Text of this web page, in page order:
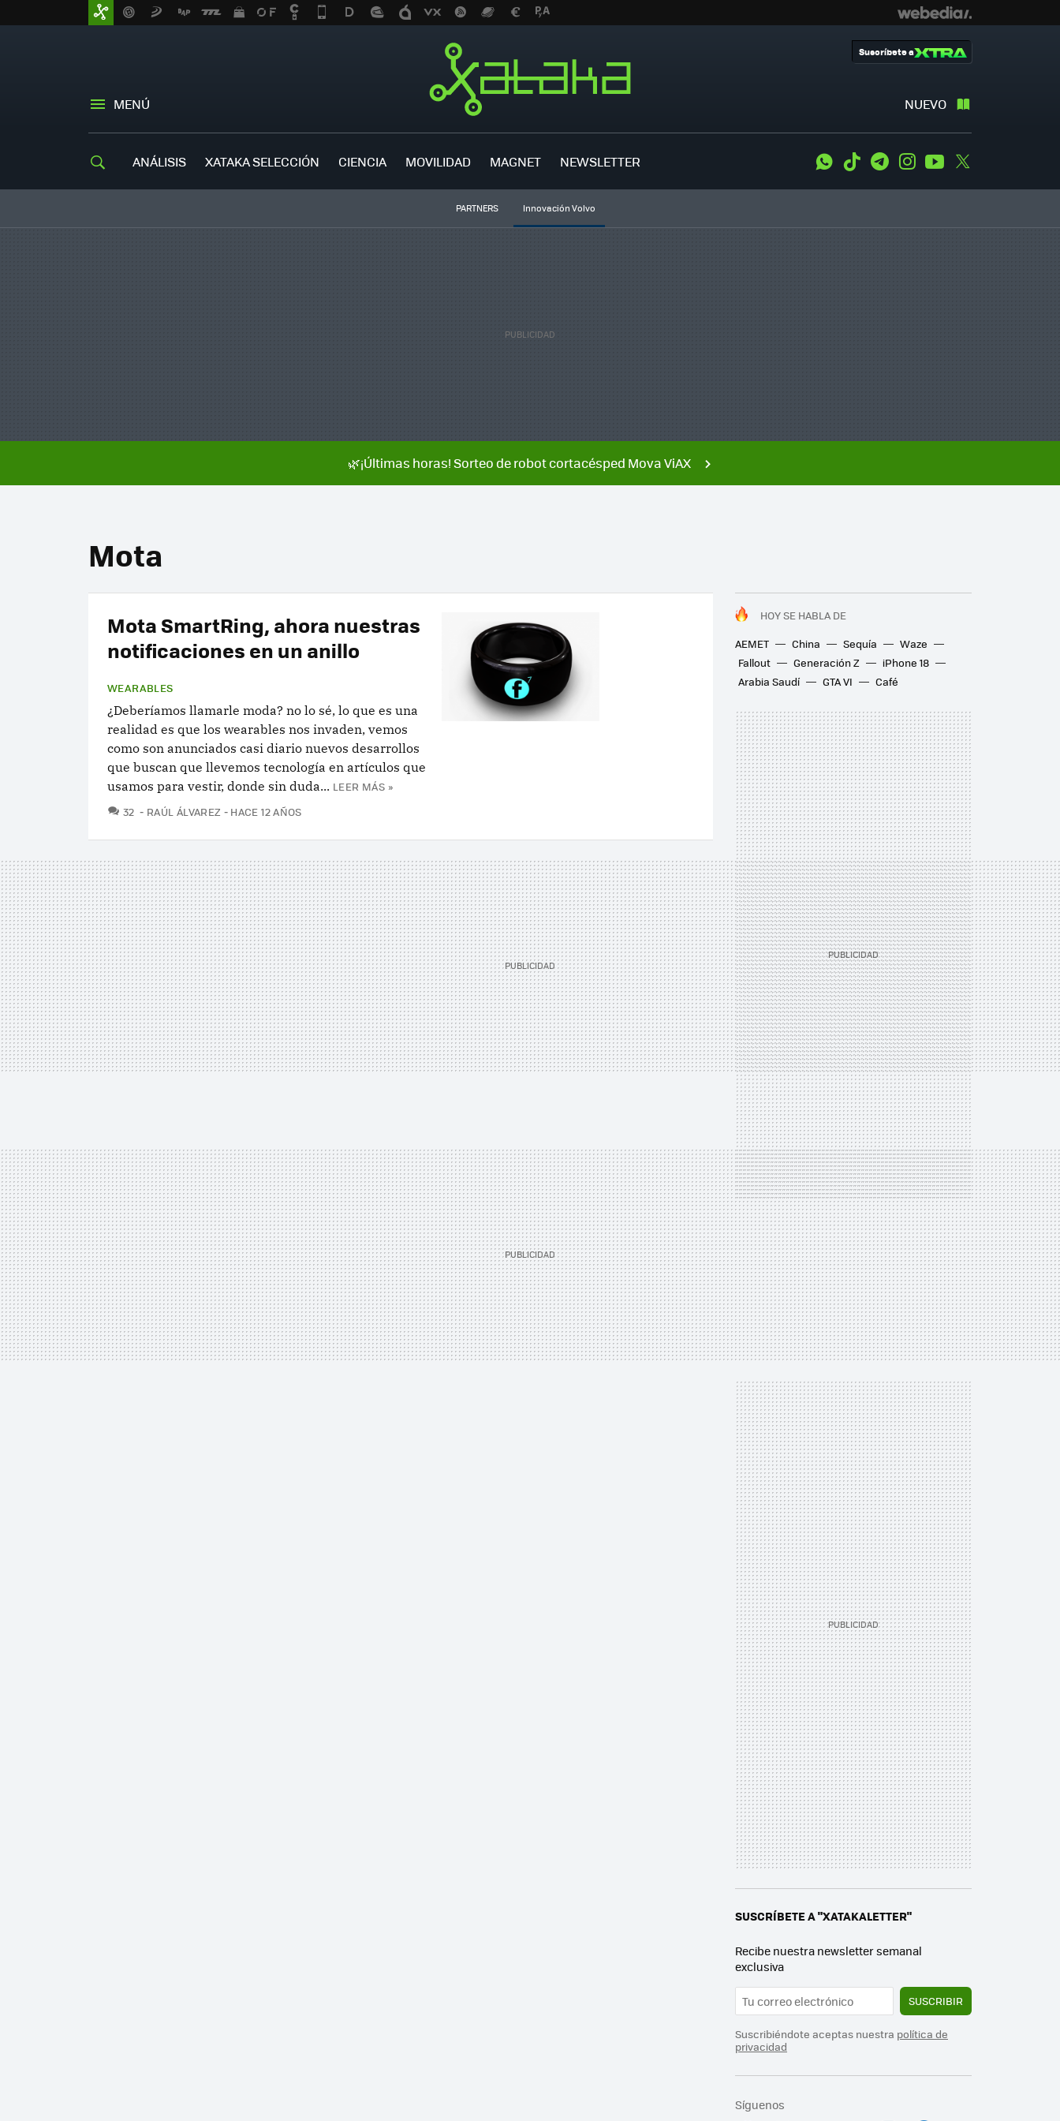
MENÚ NUEVO
Suscríbete a
ANÁLISIS XATAKA SELECCIÓN CIENCIA MOVILIDAD MAGNET NEWSLETTER WhatsApp
Tiktok TelegramInstagramYoutube
PARTNERS Innovación Volvo
🌿¡Últimas horas! Sorteo de robot cortacésped Mova ViAX
Mota
HOY SE HABLA DE
AEMET
China Sequía
Waze
Fallout
Generación Z
iPhone 18
Arabia Saudí
GTA VI Café
Mota SmartRing, ahora nuestras
notificaciones en un anillo
WEARABLES
¿Deberíamos llamarle moda? no lo sé, lo que es una
realidad es que los wearables nos invaden, vemos
como son anunciados casi diario nuevos desarrollos
que buscan que llevemos tecnología en artículos que
usamos para vestir, donde sin duda... LEER MÁS »
32 COMENTARIOS
RAÚL ÁLVAREZ HACE 12 AÑOS
SUSCRÍBETE A "XATAKALETTER"
Recibe nuestra newsletter semanal
exclusiva
SUSCRIBIR
Suscribiéndote aceptas nuestra política de
privacidad
Síguenos